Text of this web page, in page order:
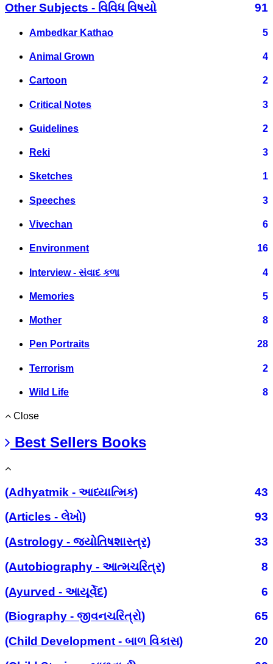
Other Subjects - વિવિધ વિષયો
91
Ambedkar Kathao 5
Animal Grown 4
Cartoon 2
Critical Notes 3
Guidelines 2
Reki 3
Sketches 1
Speeches 3
Vivechan 6
Environment 16
Interview - સંવાદ કળા 4
Memories 5
Mother 8
Pen Portraits 28
Terrorism 2
Wild Life 8
Close
Best Sellers Books
(Adhyatmik - આધ્યાત્મિક)
43
(Articles - લેખો)
93
(Astrology - જ્યોતિષશાસ્ત્ર)
33
(Autobiography - આત્મચરિત્ર)
8
(Ayurved - આયૂર્વેદ)
6
(Biography - જીવનચરિત્રો)
65
(Child Development - બાળ વિકાસ)
20